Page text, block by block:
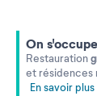
On
Restauration
et résidences
En savoir plus